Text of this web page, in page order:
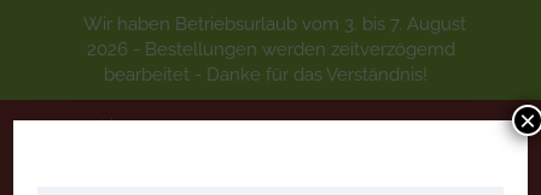
Wir haben Betriebsurlaub vom 3. bis 7. August
2026 - Bestellungen werden zeitverzögernd
bearbeitet - Danke für das Verständnis!
×